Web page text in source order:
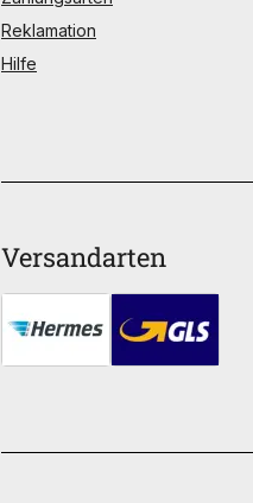
Versandarten
Reklamation
Hilfe